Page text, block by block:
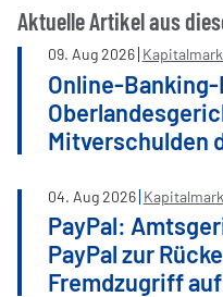
Aktuelle Artikel aus
09. Aug2026
Online-
Mitverschulden
04. Aug2026
PayPal:
PayPal zur
Fremdzugriff